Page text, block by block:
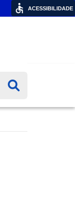
ACESSIBILIDADE